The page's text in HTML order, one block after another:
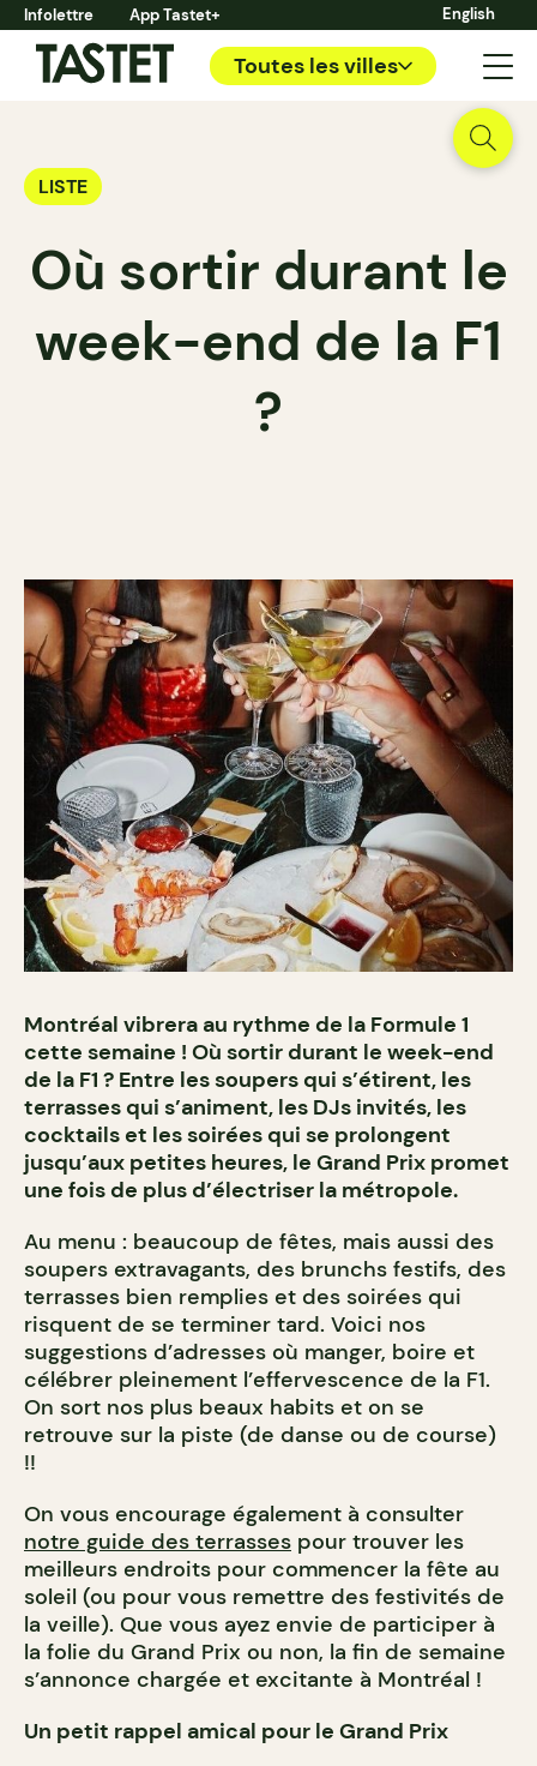
Infolettre App Tastet+ English
Toutes les villes
LISTE
Où sortir durant le
week-end de la F1
?
Montréal vibrera au rythme de la Formule 1
cette semaine ! Où sortir durant le week-end
de la F1 ? Entre les soupers qui s’étirent, les
terrasses qui s’animent, les DJs invités, les
cocktails et les soirées qui se prolongent
jusqu’aux petites heures, le Grand Prix promet
une fois de plus d’électriser la métropole.
Au menu : beaucoup de fêtes, mais aussi des
soupers extravagants, des brunchs festifs, des
terrasses bien remplies et des soirées qui
risquent de se terminer tard. Voici nos
suggestions d’adresses où manger, boire et
célébrer pleinement l’effervescence de la F1.
On sort nos plus beaux habits et on se
retrouve sur la piste (de danse ou de course)
!!
On vous encourage également à consulter
notre guide des terrasses pour trouver les
meilleurs endroits pour commencer la fête au
soleil (ou pour vous remettre des festivités de
la veille). Que vous ayez envie de participer à
la folie du Grand Prix ou non, la fin de semaine
s’annonce chargée et excitante à Montréal !
Un petit rappel amical pour le Grand Prix